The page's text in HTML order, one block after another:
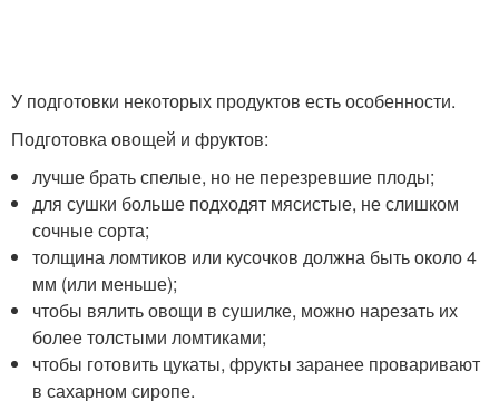
У подготовки некоторых продуктов есть особенности.
Подготовка овощей и фруктов:
лучше брать спелые, но не перезревшие плоды;
для сушки больше подходят мясистые, не слишком
сочные сорта;
толщина ломтиков или кусочков должна быть около 4
мм (или меньше);
чтобы вялить овощи в сушилке, можно нарезать их
более толстыми ломтиками;
чтобы готовить цукаты, фрукты заранее проваривают
в сахарном сиропе.